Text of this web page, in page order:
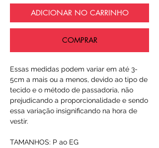
ADICIONAR NO CARRINHO
COMPRAR
Essas medidas podem variar em até 3-
5cm a mais ou a menos, devido ao tipo de
tecido e o método de passadoria, não
prejudicando a proporcionalidade e sendo
essa variação insignificando na hora de
vestir.
TAMANHOS: P ao EG